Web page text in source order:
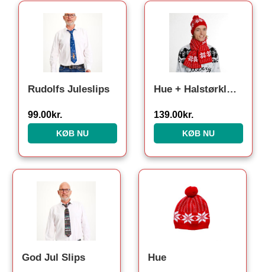
Rudolfs Juleslips
99.00kr.
KØB NU
Hue + Halstørklæde
139.00kr.
KØB NU
God Jul Slips Hue